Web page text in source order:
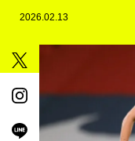
2026.02.13